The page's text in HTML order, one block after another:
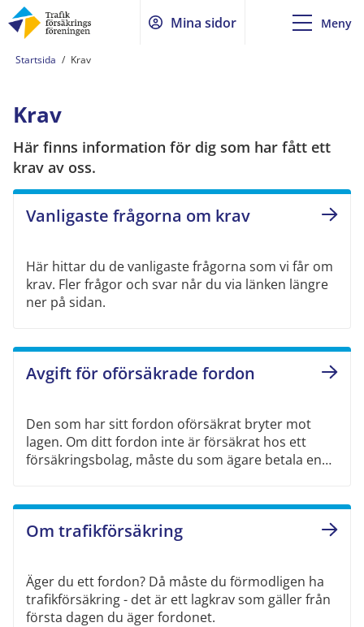
Mina sidor Meny
Startsida / Krav
Krav
Här finns information för dig som har fått ett
krav av oss.
Vanligaste frågorna om krav
Här hittar du de vanligaste frågorna som vi får om
krav. Fler frågor och svar når du via länken längre
ner på sidan.
Avgift för oförsäkrade fordon
Den som har sitt fordon oförsäkrat bryter mot
lagen. Om ditt fordon inte är försäkrat hos ett
försäkringsbolag, måste du som ägare betala en
Om trafikförsäkring
Äger du ett fordon? Då måste du förmodligen ha
trafikförsäkring - det är ett lagkrav som gäller från
första dagen du äger fordonet.